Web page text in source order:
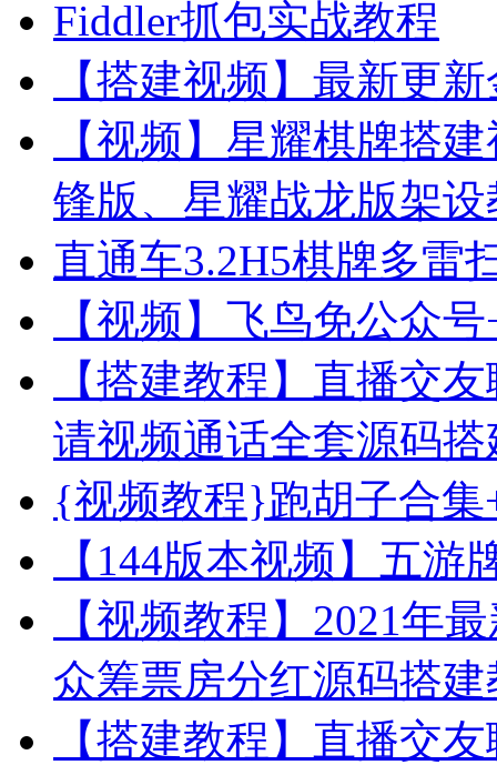
Fiddler抓包实战教程
【搭建视频】最新更
【视频】星耀棋牌搭
锋版、星耀战龙版架设
直通车3.2H5棋牌多雷
【视频】飞鸟免公众
【搭建教程】直播交
请视频通话全套源码
{视频教程}跑胡子合集
【144版本视频】五游
【视频教程】2021年
众筹票房分红源码搭建
【搭建教程】直播交